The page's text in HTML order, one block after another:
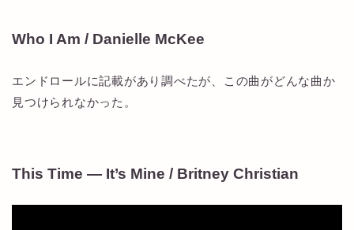
Who I Am / Danielle McKee
エンドロールに記載があり調べたが、この曲がどんな曲か
見つけられなかった。
This Time — It’s Mine / Britney Christian